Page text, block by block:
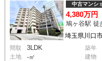
埼玉県川口
中古マンシ
4,380万円
間取 3LDK 築年
土地 -㎡ 建物